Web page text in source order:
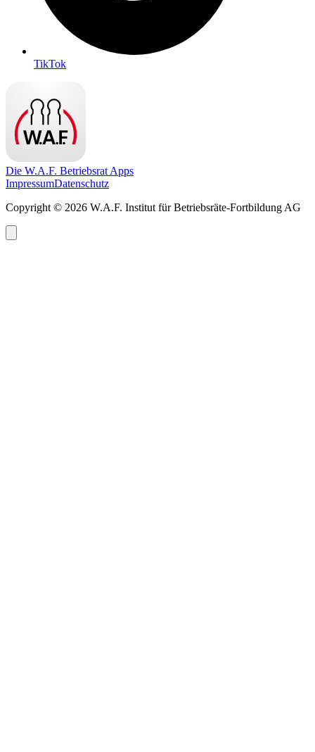
TikTok
Die W.A.F. Betriebsrat Apps
ImpressumDatenschutz
Copyright © 2026 W.A.F. Institut für Betriebsräte-Fortbildung AG